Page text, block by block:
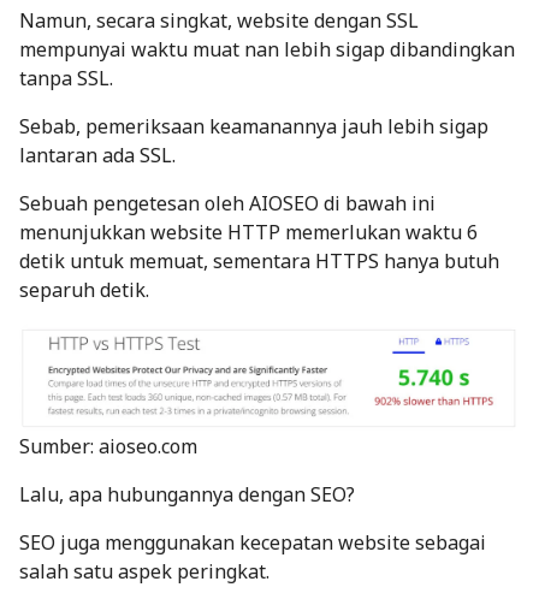
Namun, secara singkat, website dengan SSL
mempunyai waktu muat nan lebih sigap dibandingkan
tanpa SSL.
Sebab, pemeriksaan keamanannya jauh lebih sigap
lantaran ada SSL.
Sebuah pengetesan olehAIOSEO di bawah ini
menunjukkan website HTTP memerlukan waktu 6
detik untuk memuat, sementara HTTPS hanya butuh
separuh detik.
Sumber: aioseo.com
Lalu, apa hubungannya dengan SEO?
SEO juga menggunakan kecepatan website sebagai
salah satu aspek peringkat.